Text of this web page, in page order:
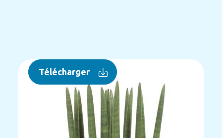
Télécharger